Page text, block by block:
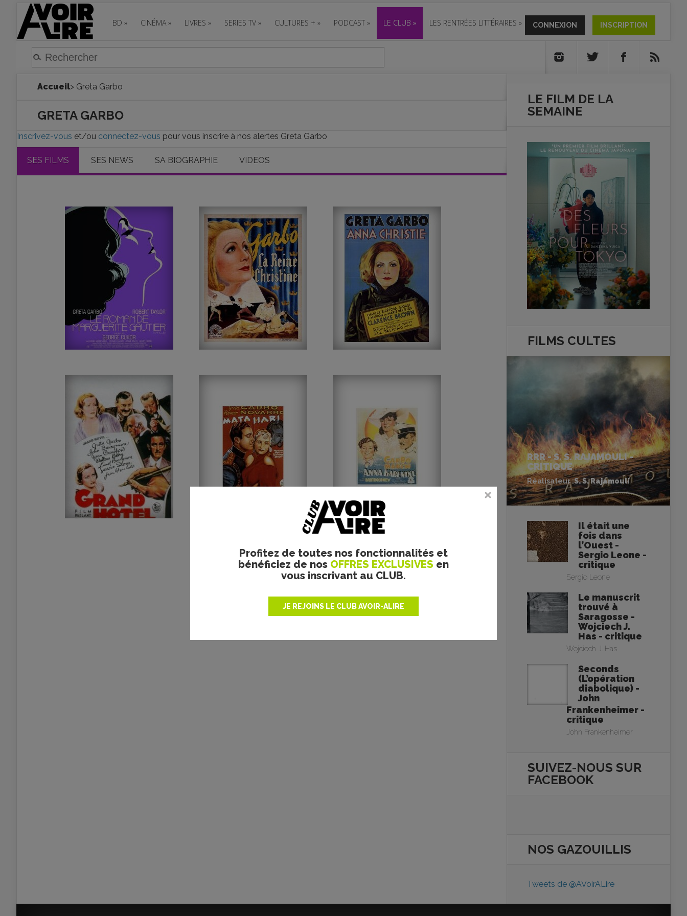
BD » CINÉMA » LIVRES » SERIES TV » CULTURES + » PODCAST » LE CLUB » LES RENTRÉES LITTÉRAIRES » CONNEXION INSCRIPTION
Profitez de toutes nos fonctionnalités et
bénéficiez de nos OFFRES EXCLUSIVES en
vous inscrivant au CLUB.
JE REJOINS LE CLUB AVOIR-ALIRE
Accueil> Greta Garbo
GRETA GARBO
Inscrivez-vous et/ou connectez-vous pour vous inscrire à nos alertes Greta Garbo
SES FILMS SES NEWS SA BIOGRAPHIE VIDEOS
LE FILM DE LA
SEMAINE
FILMS CULTES
RRR - S. S. RAJAMOULI -
CRITIQUE
Réalisateur :S. S. Rajamouli
Il était une
fois dans
l’Ouest -
Sergio Leone -
critique
Sergio Leone
Le manuscrit
trouvé à
Saragosse -
Wojciech J.
Has - critique
Wojciech J. Has
Seconds
(L’opération
diabolique) -
John
Frankenheimer -
critique
John Frankenheimer
SUIVEZ-NOUS SUR
FACEBOOK
NOS GAZOUILLIS
Tweets de @AVoirALire